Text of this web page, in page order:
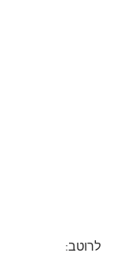
לרוטב: